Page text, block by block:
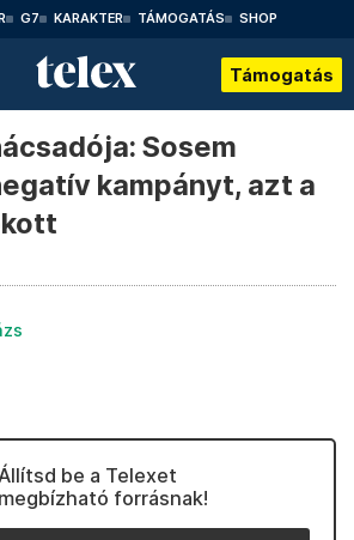
G7 KARAKTER TÁMOGATÁS SHOP
Támogatás
Sosem
kampányt, azt a
be a Telexet
megbízható forrásnak!